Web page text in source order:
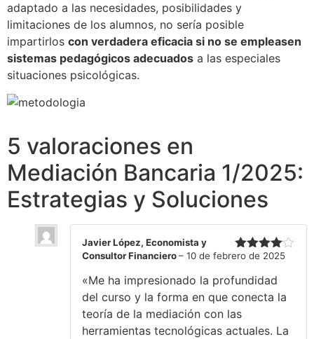
adaptado a las necesidades, posibilidades y
limitaciones de los alumnos, no sería posible
impartirlos con verdadera eficacia si no se empleasen
sistemas pedagógicos adecuados a las especiales
situaciones psicológicas.
5 valoraciones en
Mediación Bancaria 1/2025:
Estrategias y Soluciones
Valorado
5
Javier López, Economista y
Consultor Financiero– 10 de febrero de 2025
«Me ha impresionado la profundidad
del curso y la forma en que conecta la
teoría de la mediación con las
herramientas tecnológicas actuales. La